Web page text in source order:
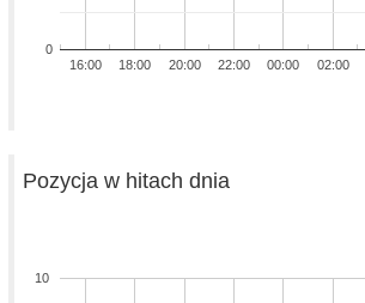
16:00 18:00 20:00 22:00 00:00 02:00
0
Pozycja w hitach dnia
10